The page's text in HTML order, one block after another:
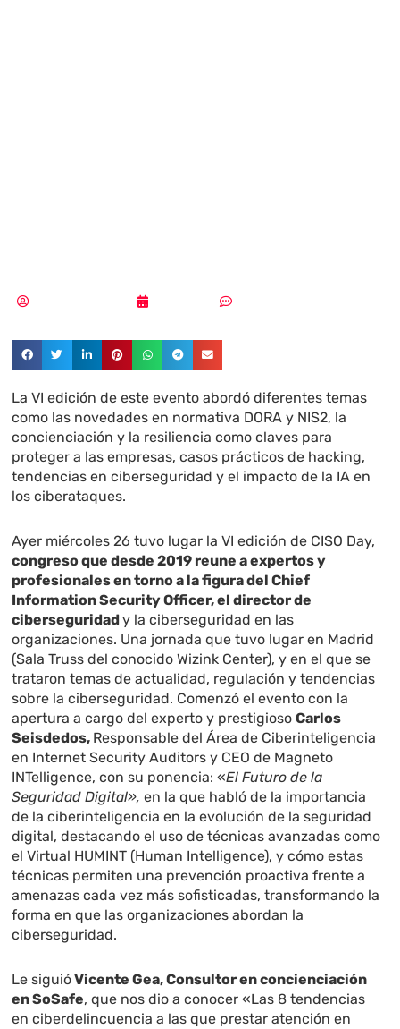
La VI edición de este evento abordó diferentes temas
como las novedades en normativa DORA y NIS2, la
concienciación y la resiliencia como claves para
proteger a las empresas, casos prácticos de hacking,
tendencias en ciberseguridad y el impacto de la IA en
los ciberataques.
Ayer miércoles 26 tuvo lugar la VI edición de CISO Day,
congreso que desde 2019 reune a expertos y
profesionales en torno a la figura del Chief
Information Security Officer, el director de
ciberseguridady la ciberseguridad en las
organizaciones. Una jornada que tuvo lugar en Madrid
(Sala Truss del conocido Wizink Center), y en el que se
trataron temas de actualidad, regulación y tendencias
sobre la ciberseguridad. Comenzó el evento con la
apertura a cargo del experto y prestigiosoCarlos
Seisdedos, Responsable del Área de Ciberinteligencia
en Internet Security Auditors y CEO de Magneto
INTelligence, con su ponencia: «El Futuro de la
Seguridad Digital», en la que habló de la importancia
de la ciberinteligencia en la evolución de la seguridad
digital, destacando el uso de técnicas avanzadas como
el Virtual HUMINT (Human Intelligence), y cómo estas
técnicas permiten una prevención proactiva frente a
amenazas cada vez más sofisticadas, transformando la
forma en que las organizaciones abordan la
ciberseguridad.
Le siguióVicente Gea, Consultor en concienciación
en SoSafe, que nos dio a conocer «Las 8 tendencias
en ciberdelincuencia a las que prestar atención en